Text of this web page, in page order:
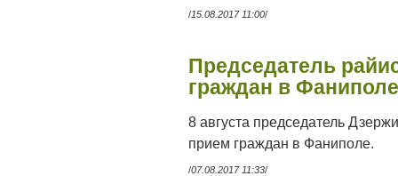
/15.08.2017 11:00/
Председатель
граждан в
8 августа председатель
прием граждан в Фаниполе.
/07.08.2017 11:33/